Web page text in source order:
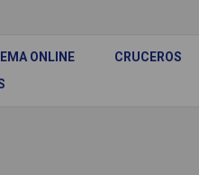
ONLINE CRUCEROS